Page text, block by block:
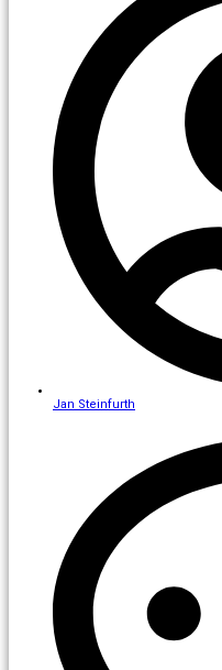
Jan Steinfurth